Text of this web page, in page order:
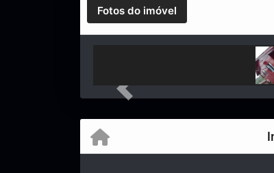
Fotos do imóvel
Previous